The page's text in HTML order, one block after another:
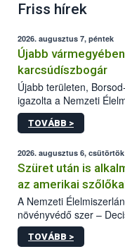
Friss hírek
2026. augusztus 7, péntek
Újabb
karcsúdíszbogár
Újabb területen,
igazolta a Nemzeti
kőrisrontó
kártevőt nem csak
az intenzív felderítést,
hatósággal is
TOVÁBB >
2026. augusztus 6, csütörtök
Szüret után is
az amerikai
A Nemzeti
növényvédő szer –
engedélyokiratát
egészen a
TOVÁBB >